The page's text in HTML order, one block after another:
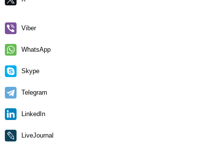
Viber
WhatsApp
Skype
Telegram
LinkedIn
LiveJournal